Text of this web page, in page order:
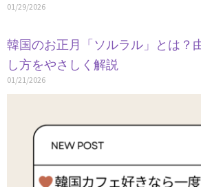
01/29/2026
韓国のお正月「ソルラル」とは？
し方をやさしく解説
01/21/2026